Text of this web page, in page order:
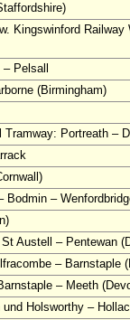
Kingswinford
Pelsall
(Birmingham)
Portreath –
Bodmin –
Austell – Pentewan
– Barnstaple
– Meeth
Holsworthy –